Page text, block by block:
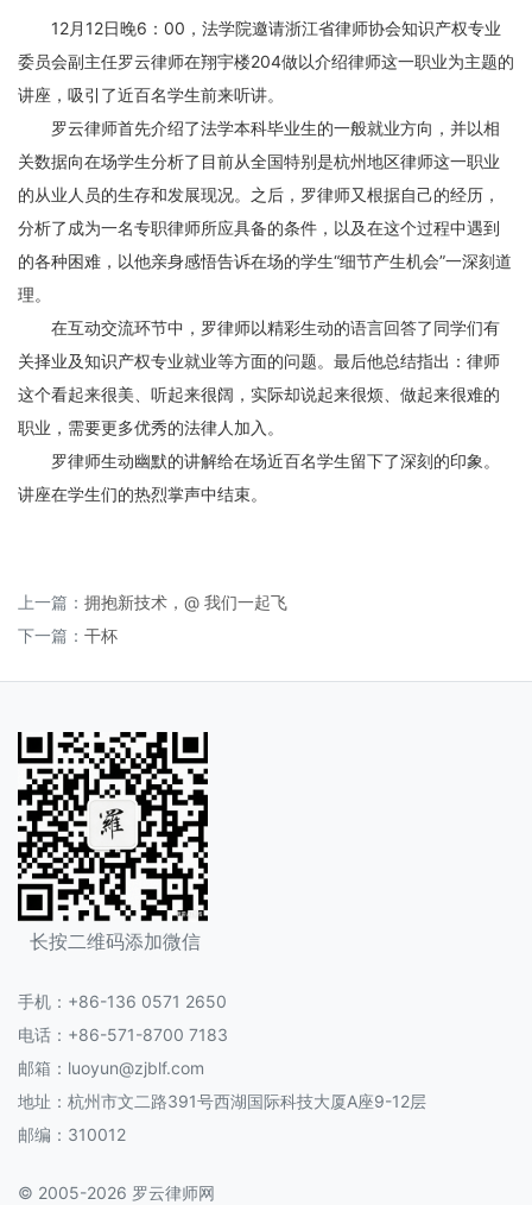
12月12日晚6：00，法学院邀请浙江省律师协会知识产权专业
委员会副主任罗云律师在翔宇楼204做以介绍律师这一职业为主题的
讲座，吸引了近百名学生前来听讲。
罗云律师首先介绍了法学本科毕业生的一般就业方向，并以相
关数据向在场学生分析了目前从全国特别是杭州地区律师这一职业
的从业人员的生存和发展现况。之后，罗律师又根据自己的经历，
分析了成为一名专职律师所应具备的条件，以及在这个过程中遇到
的各种困难，以他亲身感悟告诉在场的学生“细节产生机会”一深刻道
理。
在互动交流环节中，罗律师以精彩生动的语言回答了同学们有
关择业及知识产权专业就业等方面的问题。最后他总结指出：律师
这个看起来很美、听起来很阔，实际却说起来很烦、做起来很难的
职业，需要更多优秀的法律人加入。
罗律师生动幽默的讲解给在场近百名学生留下了深刻的印象。
讲座在学生们的热烈掌声中结束。
上一篇： 拥抱新技术，@ 我们一起飞
下一篇： 干杯
长按二维码添加微信
手机：+86-136 0571 2650
电话：+86-571-8700 7183
邮箱：luoyun@zjblf.com
地址：杭州市文二路391号西湖国际科技大厦A座9-12层
邮编：310012
© 2005-2026 罗云律师网